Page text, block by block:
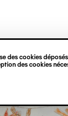
des cookies
des cookies